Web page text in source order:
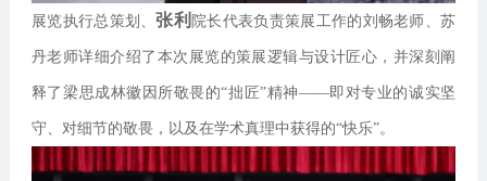
展览执行总策划、张利院长代表负责策展工作的刘畅老师、苏
丹老师详细介绍了本次展览的策展逻辑与设计匠心，并深刻阐
释了梁思成林徽因所敬畏的“拙匠”精神——即对专业的诚实坚
守、对细节的敬畏，以及在学术真理中获得的“快乐”。